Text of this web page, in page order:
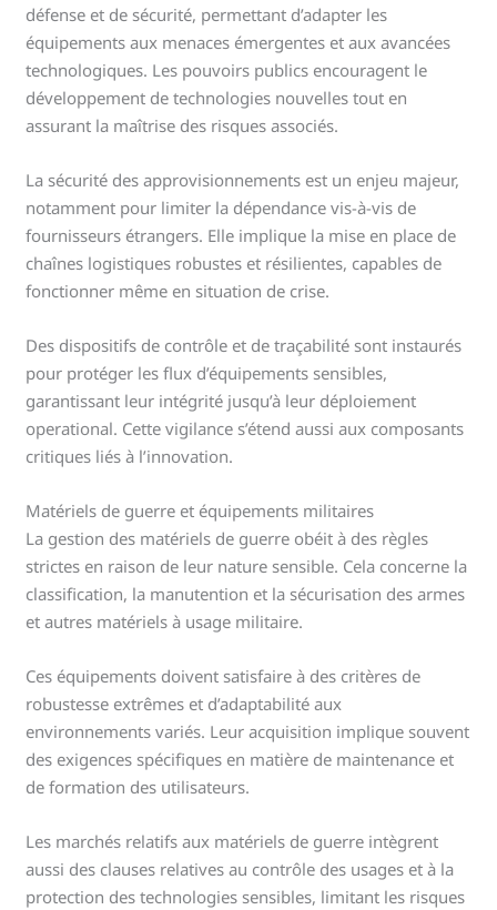
défense et de sécurité, permettant d’adapter les
équipements aux menaces émergentes et aux avancées
technologiques. Les pouvoirs publics encouragent le
développement de technologies nouvelles tout en
assurant la maîtrise des risques associés.
La sécurité des approvisionnements est un enjeu majeur,
notamment pour limiter la dépendance vis-à-vis de
fournisseurs étrangers. Elle implique la mise en place de
chaînes logistiques robustes et résilientes, capables de
fonctionner même en situation de crise.
Des dispositifs de contrôle et de traçabilité sont instaurés
pour protéger les flux d’équipements sensibles,
garantissant leur intégrité jusqu’à leur déploiement
operational. Cette vigilance s’étend aussi aux composants
critiques liés à l’innovation.
Matériels de guerre et équipements militaires
La gestion des matériels de guerre obéit à des règles
strictes en raison de leur nature sensible. Cela concerne la
classification, la manutention et la sécurisation des armes
et autres matériels à usage militaire.
Ces équipements doivent satisfaire à des critères de
robustesse extrêmes et d’adaptabilité aux
environnements variés. Leur acquisition implique souvent
des exigences spécifiques en matière de maintenance et
de formation des utilisateurs.
Les marchés relatifs aux matériels de guerre intègrent
aussi des clauses relatives au contrôle des usages et à la
protection des technologies sensibles, limitant les risques